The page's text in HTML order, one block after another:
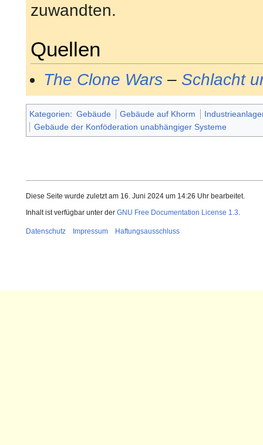
zuwandten.
Quellen
The Clone Wars – Schlacht
Kategorien: Gebäude Gebäude auf Khorm
Gebäude der Konföderation unabhängiger Systeme
Diese Seite wurde zuletzt am 16. Juni 2024 um 14:26 Uhr bearbeitet.
Inhalt ist verfügbar unter der GNU Free Documentation License 1.3.
Datenschutz Impressum Haftungsausschluss